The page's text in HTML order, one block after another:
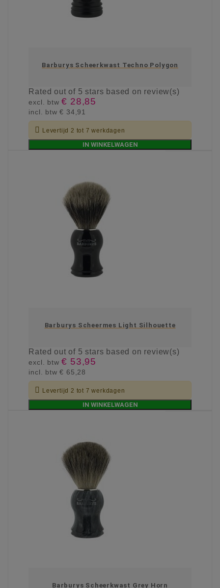
Barburys Scheerkwast Techno Polygon
Ratedout of 5 stars based on review(s)
excl. btw€ 28,85
incl. btw€ 34,91
 Levertijd 2 tot 7 werkdagen
IN WINKELWAGEN
Barburys Scheermes Light Silhouette
Ratedout of 5 stars based on review(s)
excl. btw€ 53,95
incl. btw€ 65,28
 Levertijd 2 tot 7 werkdagen
IN WINKELWAGEN
Barburys Scheerkwast Grey Horn